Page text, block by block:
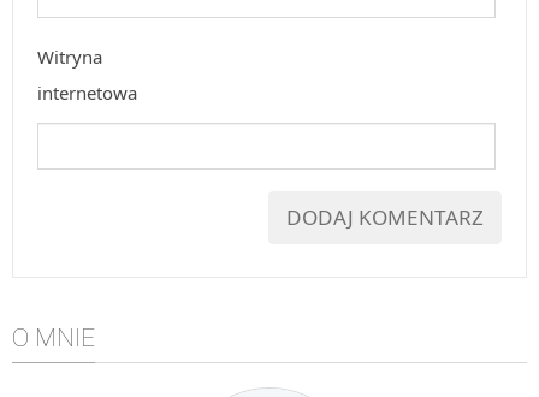
Witryna
internetowa
O MNIE